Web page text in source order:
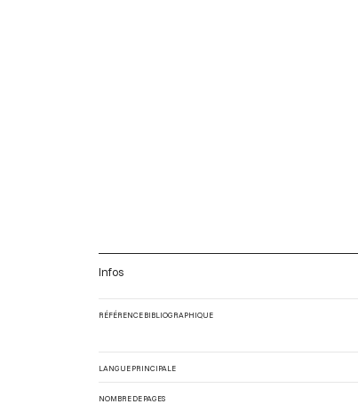
Infos
RÉFÉRENCE BIBLIOGRAPHIQUE
LANGUE PRINCIPALE
NOMBRE DE PAGES